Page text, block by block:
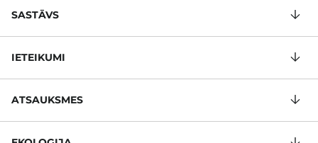
SASTĀVS
IETEIKUMI
ATSAUKSMES